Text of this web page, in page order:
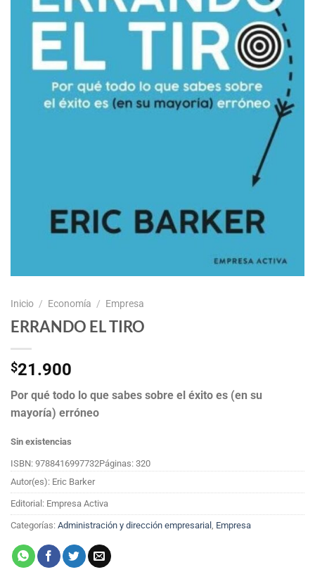
Inicio / Economía / Empresa
ERRANDO EL TIRO
$21.900
Por qué todo lo que sabes sobre el éxito es (en su
mayoría) erróneo
Sin existencias
ISBN: 9788416997732Páginas: 320
Autor(es): Eric Barker
Editorial: Empresa Activa
Categorías: Administración y dirección empresarial Empresa